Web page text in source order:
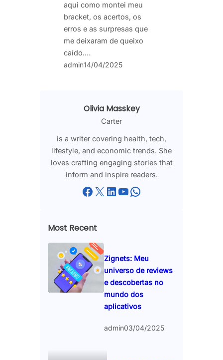
aqui como montei meu
bracket, os acertos, os
erros e as surpresas que
me deixaram de queixo
caído.…
admin14/04/2025
Olivia Masskey
Carter
is a writer covering health, tech,
lifestyle, and economic trends. She
loves crafting engaging stories that
inform and inspire readers.
Facebook X LinkedIn YouTube WhatsApp
Most Recent
Zignets: Meu
universo de reviews
e descobertas no
mundo dos
aplicativos
admin03/04/2025